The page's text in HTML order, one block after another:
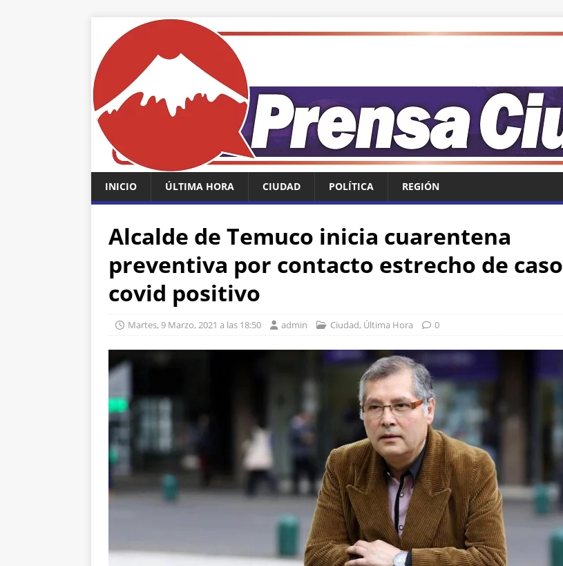
INICIO ÚLTIMA HORA CIUDAD POLÍTICA REGIÓN
Alcalde de Temuco inicia cuarentena
preventiva por contacto estrecho de caso
covid positivo
Martes, 9 Marzo, 2021 a las 18:50 admin Ciudad, Última Hora 0